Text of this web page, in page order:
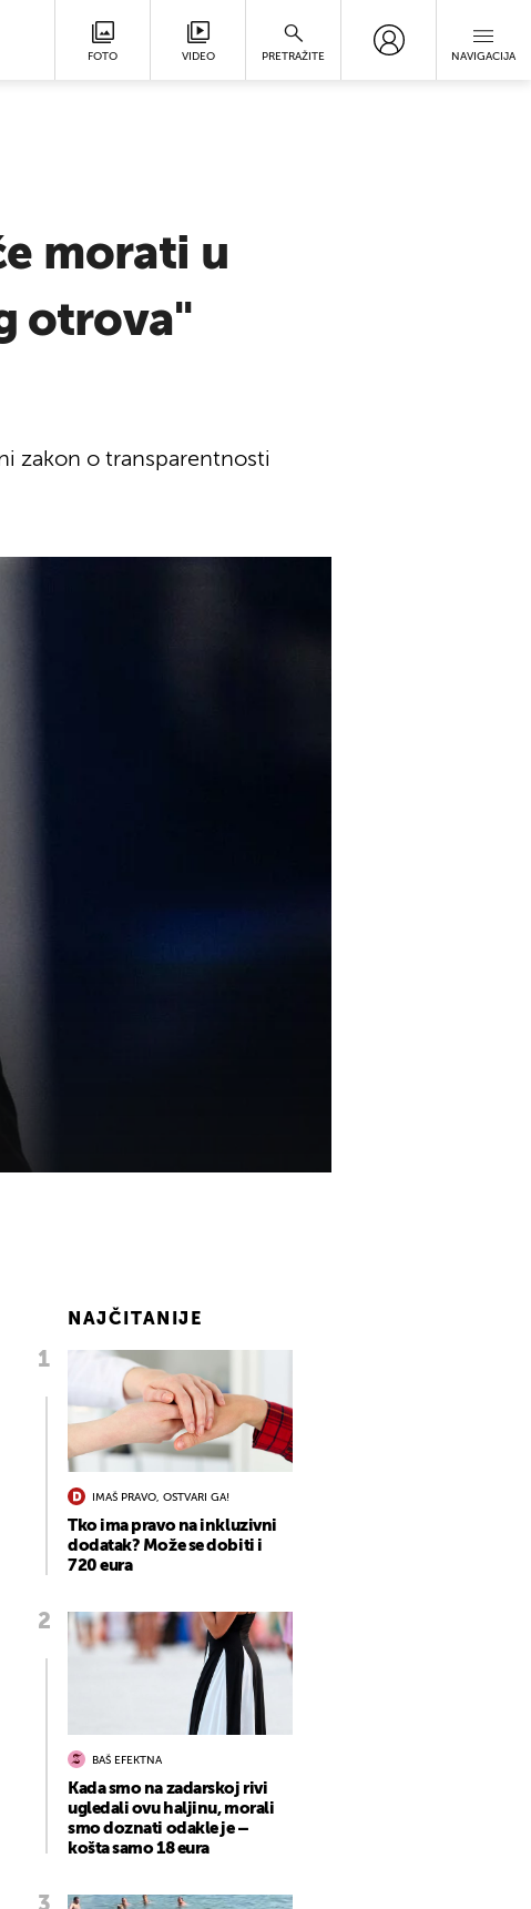
FOTO VIDEO PRETRAŽITE NAVIGACIJA
morati u
otrova"
zakon o transparentnosti
NAJČITANIJE
IMAŠ PRAVO, OSTVARI GA!
Tko ima pravo na inkluzivni
dodatak? Može se dobiti i
720 eura
BAŠ EFEKTNA
Kada smo na zadarskoj rivi
ugledali ovu haljinu, morali
smo doznati odakle je –
košta samo 18 eura